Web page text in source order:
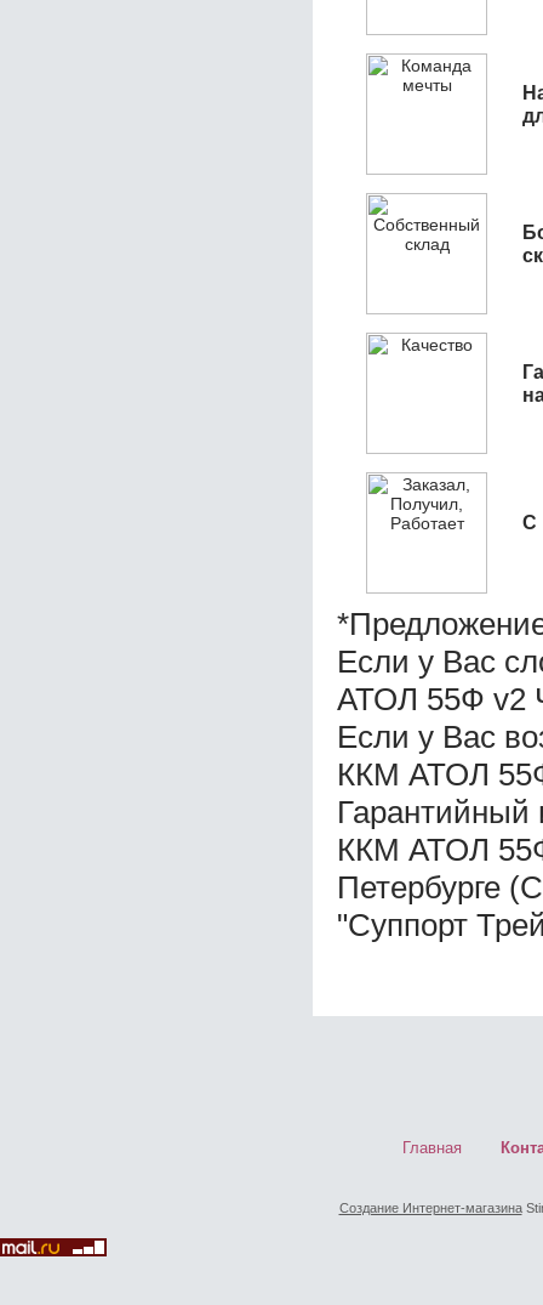
С
Если у Вас
АТОЛ 55Ф v2
Если у Вас
ККМ АТОЛ
Гарантийный
ККМ АТОЛ
Петербурге
"Суппорт
Главная
Создание Интернет-магазина